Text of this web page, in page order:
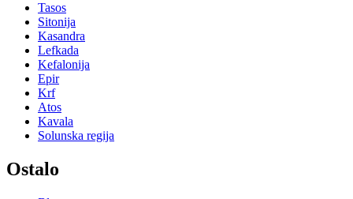
Tasos
Sitonija
Kasandra
Lefkada
Kefalonija
Epir
Krf
Atos
Kavala
Solunska regija
Ostalo